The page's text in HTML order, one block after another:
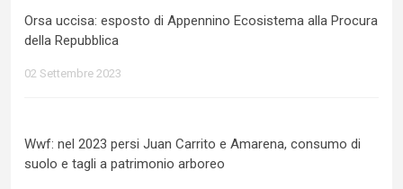
Orsa uccisa: esposto di Appennino Ecosistema alla Procura
della Repubblica
02 Settembre 2023
Wwf: nel 2023 persi Juan Carrito e Amarena, consumo di
suolo e tagli a patrimonio arboreo